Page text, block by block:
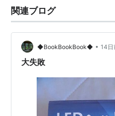
関連ブログ
◆BookBookBook◆ • 14日
大失敗